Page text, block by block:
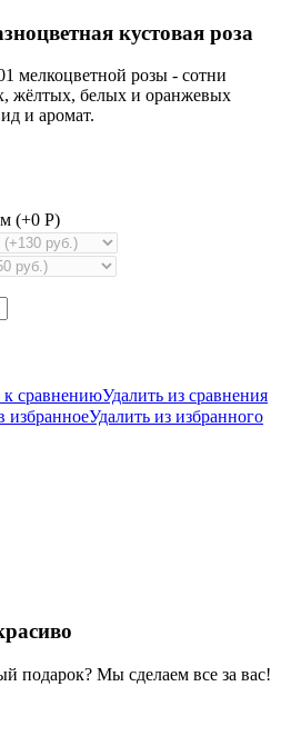
кустовая роза
мелкоцветной розы - сотни
жёлтых, белых и оранжевых
и аромат.
(+0 Р)
к сравнениюУдалить из сравнения
избранноеУдалить из избранного
подарок? Мы сделаем все за вас!